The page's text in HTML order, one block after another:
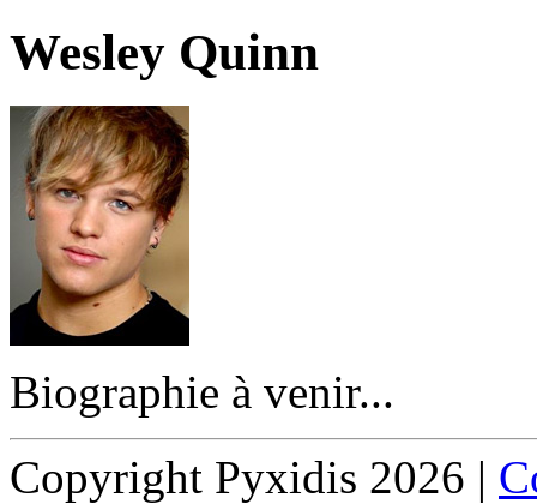
Wesley Quinn
Biographie à venir...
Copyright Pyxidis 2026 |